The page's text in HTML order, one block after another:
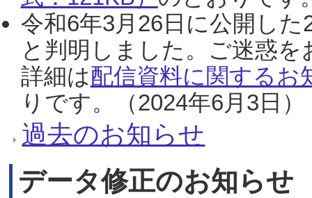
令和6年3月26日に公開し
と判明しました。ご迷惑
詳細は配信資料に関するお
りです。（2024年6月3日）
過去のお知らせ
データ修正のお知らせ